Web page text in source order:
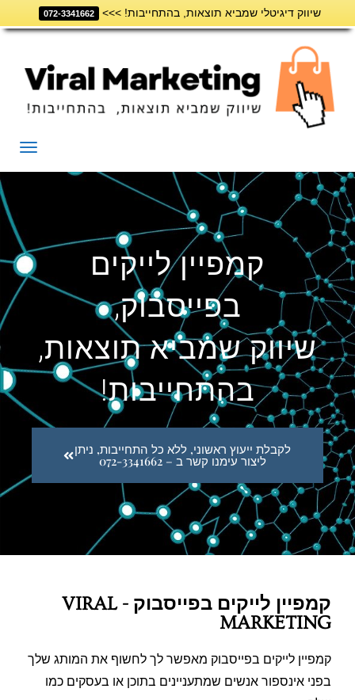
שיווק דיגיטלי שמביא תוצאות, בהתחייבות! >>> 072-3341662
לתוכן
קמפיין לייקים
בפייסבוק,
שיווק שמביא תוצאות,
בהתחייבות!
לקבלת ייעוץ ראשוני, ללא כל התחייבות, ניתן
ליצור עימנו קשר ב – 072-3341662
קמפיין לייקים בפייסבוק - VIRAL
MARKETING
קמפיין לייקים בפייסבוק מאפשר לך לחשוף את המותג שלך
בפני אינספור אנשים שמתעניינים בתוכן או בעסקים כמו